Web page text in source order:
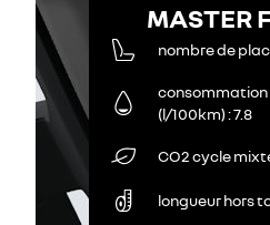
MASTER
nombre de
consommation
(l/100km) 7.8
CO2 cycle
longueur hors